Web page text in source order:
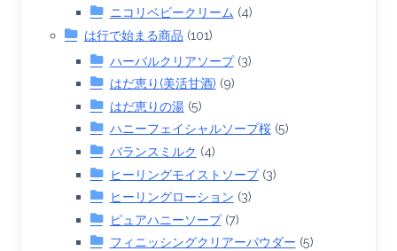
ニコリベビークリーム (4)
は行で始まる商品 (101)
ハーバルクリアソープ(3)
はだ恵り(美活甘酒) (9)
はだ恵りの湯(5)
ハニーフェイシャルソープ桜(5)
バランスミルク (4)
ヒーリングモイストソープ(3)
ヒーリングローション (3)
ピュアハニーソープ(7)
フィニッシングクリアーパウダー (5)